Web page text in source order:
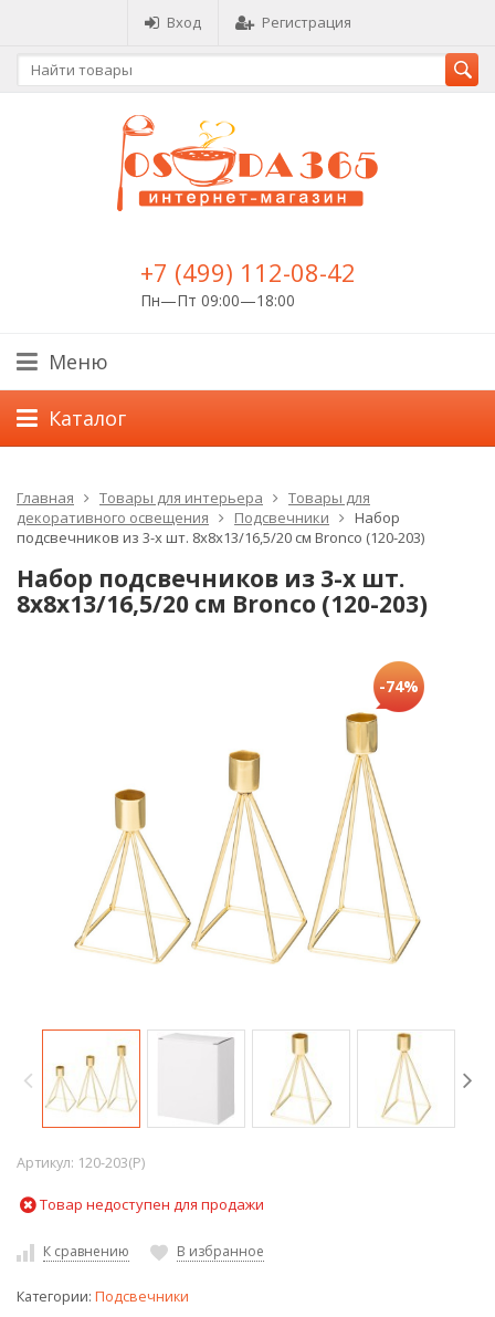
Вход Регистрация
+7 (499) 112-08-42
Пн—Пт 09:00—18:00
Меню
Каталог
Главная Товары для интерьера
Товары для
декоративного освещения
Подсвечники
Набор
подсвечников из 3-х шт. 8х8х13/16,5/20 см Bronco (120-203)
Набор подсвечников из 3-х шт.
8х8х13/16,5/20 см Bronco (120-203)
-74%
Артикул: 120-203(P)
Товар недоступен для продажи
К сравнению В избранное
Категории: Подсвечники